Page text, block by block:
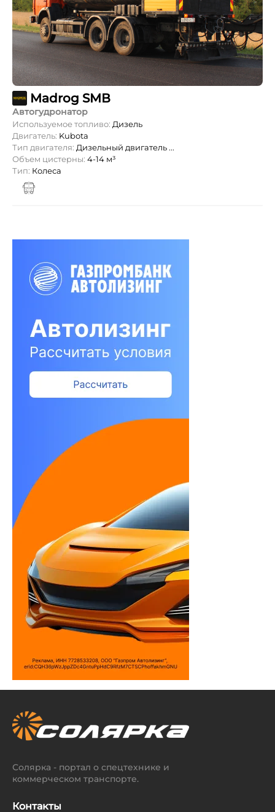
Madrog SMВ
Автогудронатор
Используемое топливо: Дизель
Двигатель: Kubota
Тип двигателя: Дизельный двигатель ...
Объем цистерны: 4-14 м³
Тип: Колеса
Солярка - портал о спецтехнике и
коммерческом транспорте.
Контакты